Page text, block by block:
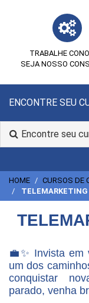
TRABALHE
SEJA NOSSO
ENCONTRE SEU
Encontre seu
HOME
CURSOS DE
TELEMARKETING
💼✨ Invista em
um dos
conquistar
parado, venha